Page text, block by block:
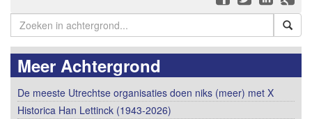
Meer Achtergrond
De meeste Utrechtse organisaties doen niks (meer) met X
Historica Han Lettinck (1943-2026)